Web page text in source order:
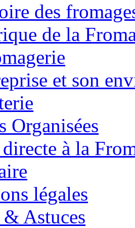
des
de la
et son
Organisées
à la
légales
& Astuces